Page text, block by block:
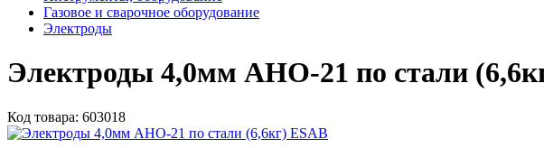
Газовое и сварочное оборудование
Электроды
Электроды 4,0мм АНО-21 по стали
Код товара: 603018